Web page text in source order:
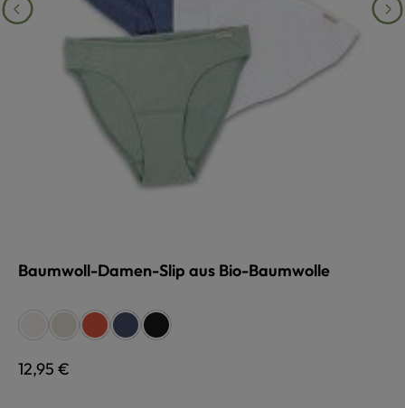
Baumwoll-Damen-Slip aus Bio-Baumwolle
Farbe auswählen
weiß naturmeliert
korallemarinemeliert
schwarz
Regulärer Preis:
12,95 €